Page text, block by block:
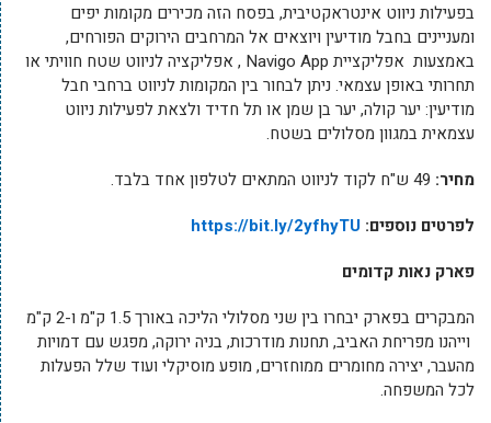
בפעילות ניווט אינטראקטיבית, בפסח הזה מכירים מקומות יפים
ומעניינים בחבל מודיעין ויוצאים אל המרחבים הירוקים הפורחים,
באמצעות אפליקציית Navigo App , אפליקציה לניווט שטח חוויתי או
תחרותי באופן עצמאי. ניתן לבחור בין המקומות לניווט ברחבי חבל
מודיעין: יער קולה, יער בן שמן או תל חדיד ולצאת לפעילות ניווט
עצמאית במגוון מסלולים בשטח.
מחיר:
לפרטים נוספים: https://bit.ly/2yfhyTU
פארק נאות קדומים
המבקרים בפארק יבחרו בין שני מסלולי הליכה באורך 1.5 ק"מ ו-2 ק"מ
וייהנו מפריחת האביב, תחנות מודרכות, בניה ירוקה, מפגש עם דמויות
מהעבר, יצירה מחומרים ממוחזרים, מופע מוסיקלי ועוד שלל הפעלות
לכל המשפחה.